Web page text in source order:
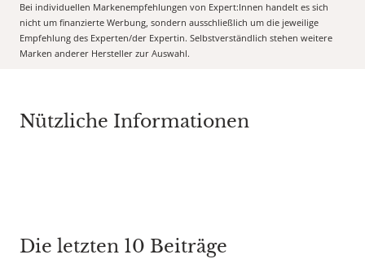
Bei individuellen Markenempfehlungen von Expert:Innen handelt es sich
nicht um finanzierte Werbung, sondern ausschließlich um die jeweilige
Empfehlung des Experten/der Expertin. Selbstverständlich stehen weitere
Marken anderer Hersteller zur Auswahl.
Nützliche Informationen
Die letzten 10 Beiträge